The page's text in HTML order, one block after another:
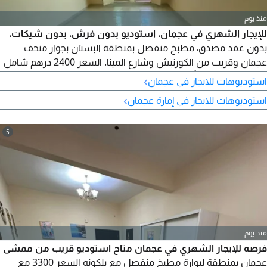
منذ يوم
للإيجار الشهري في عجمان، استوديو بدون فرش، بدون شيكات،
بدون عقد مصدق، مطبخ منفصل بمنطقة البستان بجوار متحف
عجمان وقريب من الكورنيش وشارع المينا. السعر 2400 درهم شامل
جميع الفواتير مع تأمين 500 درهم مسترد عند الخروج. التواصل
والاستفسار اتصال أو واتساب. اشترك في قناتي ليصلك كل جديد
استوديوهات للايجار في عجمان›
استوديوهات للايجار في إمارة عجمان›
5
منذ يوم
فرصه للإيجار الشهري في عجمان متاح استوديو قريب من ممشى
عجمان بمنطقة ليوارة مطبخ منفصل مع بلكونه السعر 3300 مع